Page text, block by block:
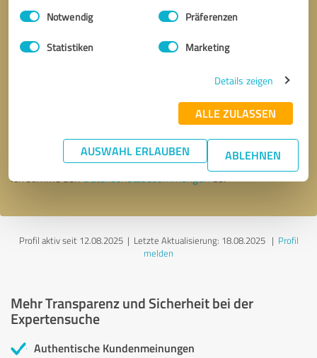
Impressum Datenschutzbestimmungen
Einwilligungsauswahl
Notwendig Präferenzen
Statistiken Marketing
Details zeigen
ALLE ZULASSEN
AUSWAHL ERLAUBEN ABLEHNEN
* Erforderliche Angaben
Nachricht senden
Ich stimme denDatenschutzbestimmungenzu.
Profil aktiv seit 12.08.2025 | Letzte Aktualisierung: 18.08.2025| Profil
melden
Mehr Transparenz und Sicherheit bei der
Expertensuche
Authentische Kundenmeinungen